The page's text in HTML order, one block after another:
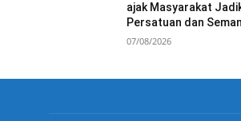
ajak Masyarakat
Persatuan dan
07/08/2026